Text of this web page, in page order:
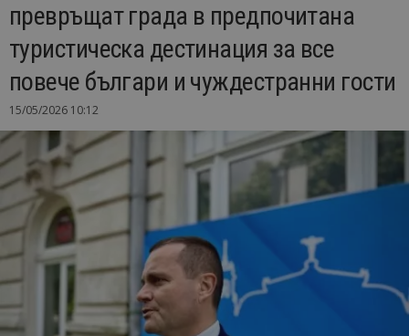
превръщат града в предпочитана
туристическа дестинация за все
повече българи и чуждестранни гости
15/05/2026 10:12